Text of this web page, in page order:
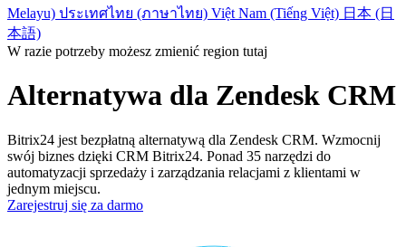
Melayu) ประเทศไทย (ภาษาไทย) Việt Nam (Tiếng Việt) 日本 (日
本語)
W razie potrzeby możesz zmienić region tutaj
Alternatywa dla Zendesk CRM
Bitrix24 jest bezpłatną alternatywą dla Zendesk CRM. Wzmocnij
swój biznes dzięki CRM Bitrix24. Ponad 35 narzędzi do
automatyzacji sprzedaży i zarządzania relacjami z klientami w
jednym miejscu.
Zarejestruj się za darmo